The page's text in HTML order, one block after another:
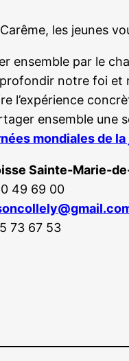
les jeunes
ensemble par le
notre foi et
l’expérience
ensemble une
mondiales de
Sainte-Marie-
49 69 00
73 67 53